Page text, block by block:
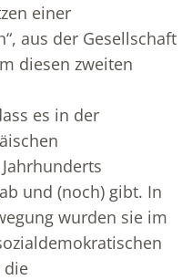
einer
aus der Gesellschaft
diesen zweiten
es in der
und (noch) gibt. In
wurden sie im
die